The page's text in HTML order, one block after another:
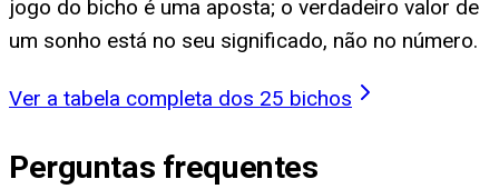
jogo do bicho é uma aposta; o verdadeiro valor de
um sonho está no seu significado, não no número.
Ver a tabela completa dos 25 bichos
Perguntas frequentes